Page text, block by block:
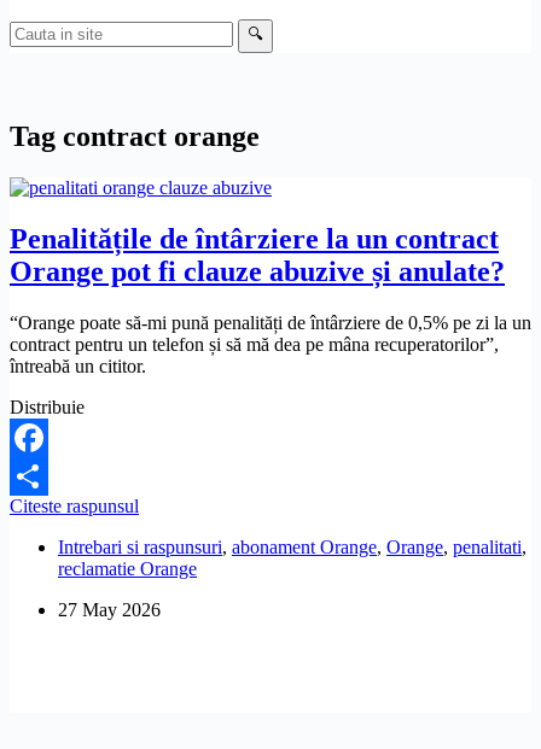
Cauta
in
🔍
Tag contract orange
Penalitățile de întârziere la un contract
Orange pot fi clauze abuzive și anulate?
“Orange poate să-mi pună penalități de întârziere de 0,5% pe zi la un
contract pentru un telefon și să mă dea pe mâna recuperatorilor”,
întreabă un cititor.
Distribuie
Facebook
Share
Citeste raspunsul
întârziere
la
contract
Intrebari si raspunsuri, abonament Orange, Orange, penalitati,
reclamatie Orange
27 May 2026